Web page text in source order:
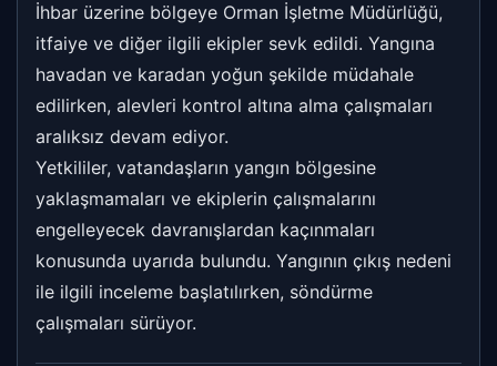
İhbar üzerine bölgeye Orman İşletme Müdürlüğü,
itfaiye ve diğer ilgili ekipler sevk edildi. Yangına
havadan ve karadan yoğun şekilde müdahale
edilirken, alevleri kontrol altına alma çalışmaları
aralıksız devam ediyor.
Yetkililer, vatandaşların yangın bölgesine
yaklaşmamaları ve ekiplerin çalışmalarını
engelleyecek davranışlardan kaçınmaları
konusunda uyarıda bulundu. Yangının çıkış nedeni
ile ilgili inceleme başlatılırken, söndürme
çalışmaları sürüyor.